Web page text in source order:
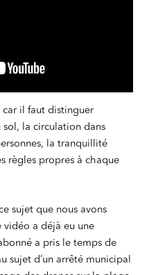
car il faut distinguer
sol, la circulation dans
la tranquillité
règles propres à chaque
sujet que nous avons
vidéo a déjà eu une
a pris le temps de
sujet d’un arrêté municipal